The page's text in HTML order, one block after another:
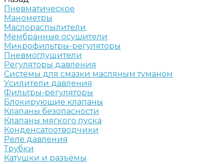
Пневматическое
Манометры
Маслораспылители
Мембранные осушители
Микрофильтры-регуляторы
Пневмоглушители
Регуляторы давления
Системы для смазки масляным туманом
Усилители давления
Фильтры-регуляторы
Блокирующие клапаны
Клапаны безопасности
Клапаны мягкого пуска
Конденсатоотводчики
Реле давления
Трубки
Катушки и разъёмы